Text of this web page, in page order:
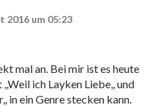
2016 um 05:23
mal an. Bei mir ist es heute
ich Layken Liebe,, und
in ein Genre stecken kann.